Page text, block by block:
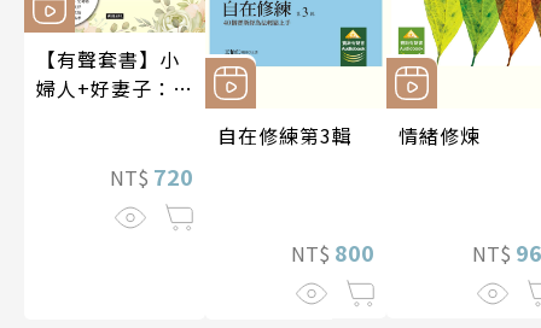
【有聲套書】小
婦人+好妻子：路
NT$ 720
自在修練第3輯
NT$ 800
情緒修煉
NT$